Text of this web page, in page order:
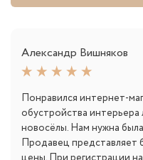
Александр Вишняков
Понравился интернет-
обустройства
новосёлы. Нам нужна
Продавец представляет